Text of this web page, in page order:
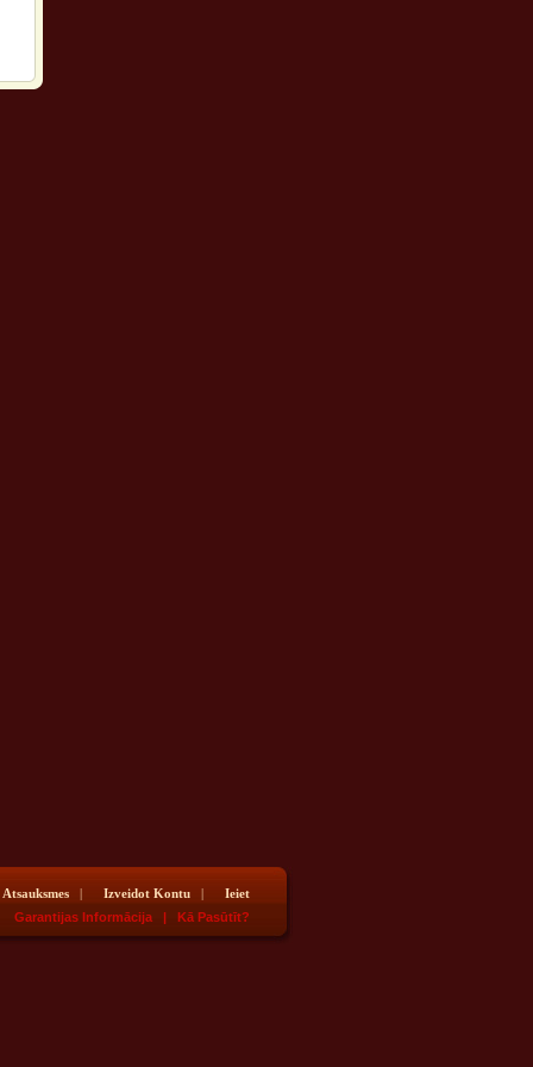
Atsauksmes | Izveidot Kontu |
Ieiet
Garantijas Informācija | Kā Pasūtīt?